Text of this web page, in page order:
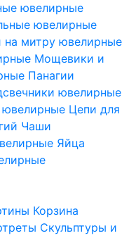
ювелирные
ювелирные
на митру ювелирные
Мощевики и
Панагии
ювелирные
Цепи для
Чаши
Яйца
Корзина
Скульптуры и